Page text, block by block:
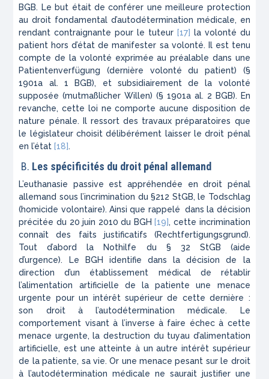
BGB. Le but était de conférer une meilleure protection
au droit fondamental d’autodétermination médicale, en
rendant contraignante pour le tuteur [17]
la volonté du
patient hors d’état de manifester sa volonté. Il est tenu
compte de la volonté exprimée au préalable dans une
Patientenverfügung(dernière volonté du patient) (§
1901a al. 1
BGB), et subsidiairement de la volonté
supposée (mutmaßlicher Willen) (§ 1901a al. 2 BGB). En
revanche, cette loi ne comporte aucune disposition de
nature pénale. Il ressort des travaux préparatoires que
le législateur choisit délibérément laisser le droit pénal
en l’état [18].
B. Les spécificités du droit pénal allemand
L’euthanasie passive est appréhendée en droit pénal
allemand sous l’incrimination du §212 StGB, le Todschlag
(homicide volontaire). Ainsi que rappelé dans la décision
précitée du 20 juin 2010 du BGH [19], cette incrimination
connaît des faits justificatifs (Rechtfertigungsgrund).
Tout d’abord la Nothilfe du § 32 StGB (aide
d’urgence). Le
BGH
identifie dans la décision de la
direction d’un établissement médical de rétablir
l’alimentation artificielle de la patiente une menace
urgente pour un intérêt supérieur de cette dernière :
son droit à l’autodétermination médicale. Le
comportement visant à l’inverse à faire échec à cette
menace urgente, la destruction du tuyau d’alimentation
artificielle, est une atteinte à un autre intérêt supérieur
de la patiente, sa vie. Or une menace pesant sur le droit
à l’autodétermination médicale ne saurait justifier une